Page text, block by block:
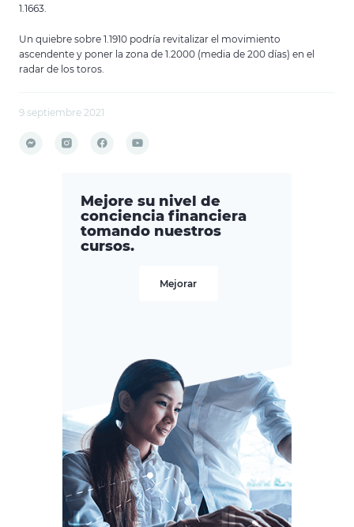
1.1663.
Un quiebre sobre 1.1910 podría revitalizar el movimiento
ascendente y poner la zona de 1.2000 (media de 200 días) en el
radar de los toros.
9 septiembre 2021
Mejore su nivel de
conciencia financiera
tomando nuestros
cursos.
Mejorar